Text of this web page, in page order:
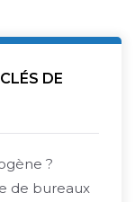
DE
?
de bureaux